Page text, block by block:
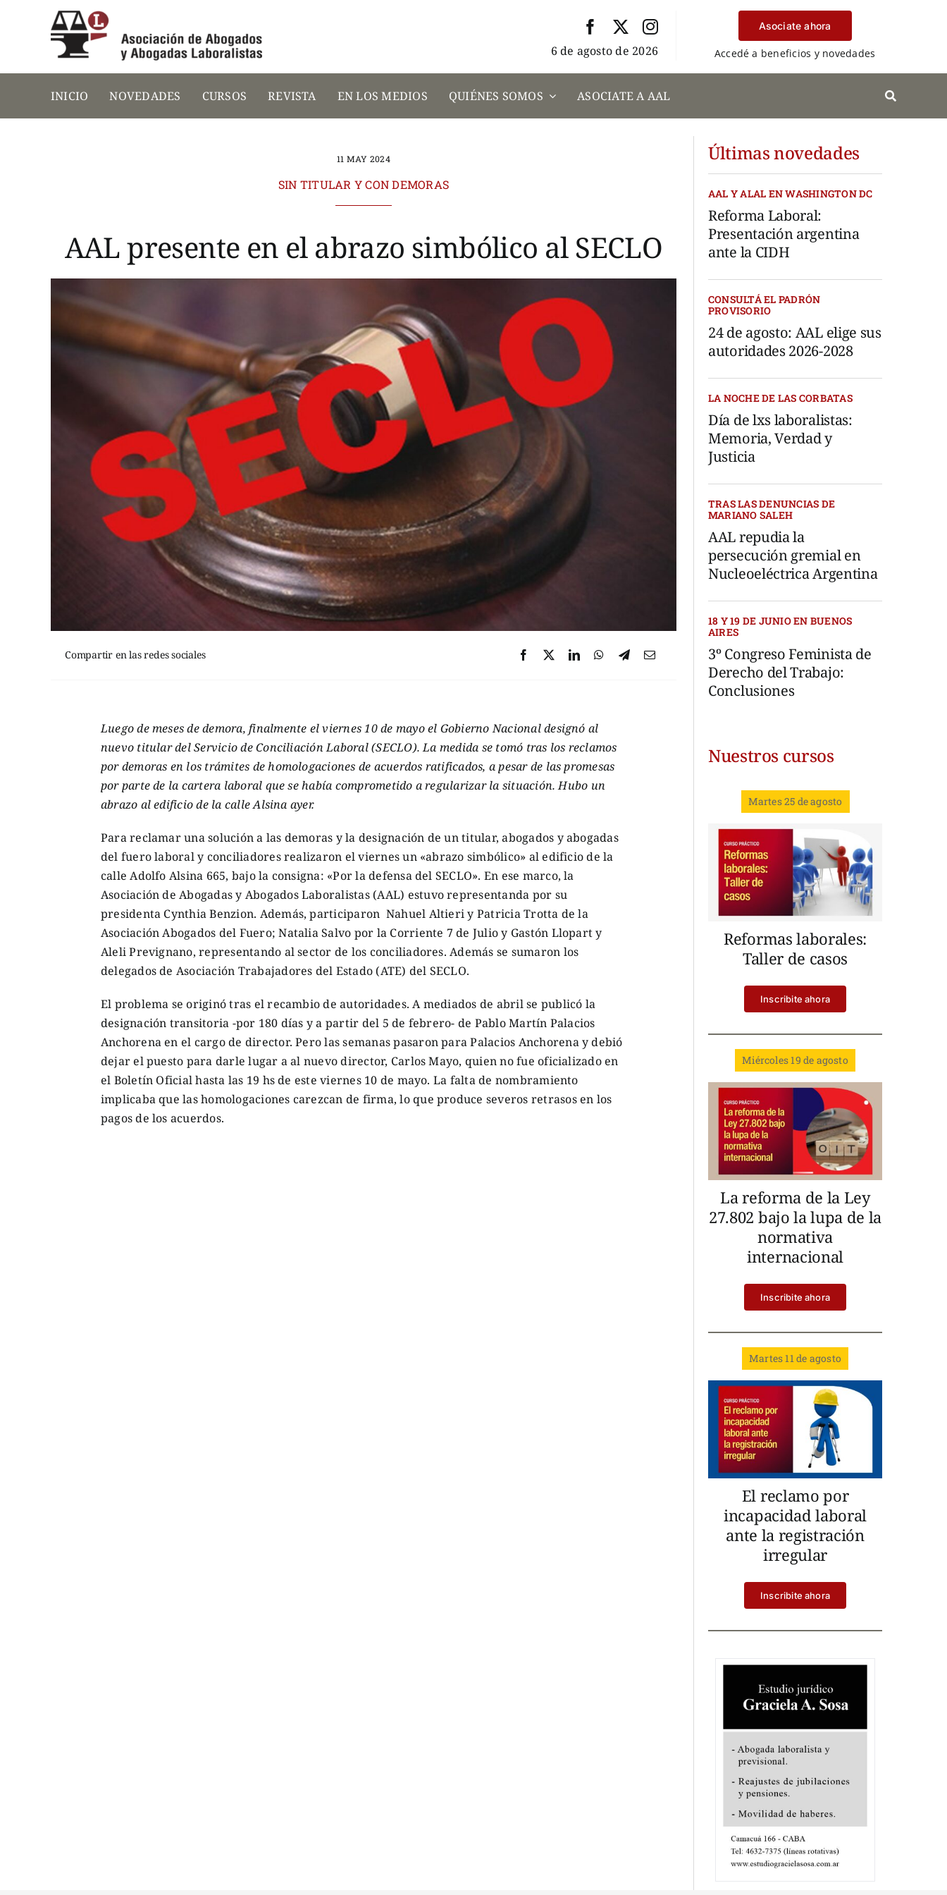
6 de agosto de 2026
Asociate ahora
Accedé a beneficios y novedades
INICIO NOVEDADES CURSOS REVISTA EN LOS MEDIOS QUIÉNES SOMOS ASOCIATE A AAL
11 MAY 2024
SIN TITULAR Y CON DEMORAS
AAL presente en el abrazo simbólico al SECLO
Compartir en las redes sociales
Luego de meses de demora, finalmente el viernes 10 de mayo el Gobierno Nacional designó al
nuevo titular del Servicio de Conciliación Laboral (SECLO). La medida se tomó tras los reclamos
por demoras en los trámites de homologaciones de acuerdos ratificados, a pesar de las promesas
por parte de la cartera laboral que se había comprometido a regularizar la situación. Hubo un
abrazo al edificio de la calle Alsina ayer.
Para reclamar una solución a las demoras y la designación de un titular, abogados y abogadas
del fuero laboral y conciliadores realizaron el viernes un «abrazo simbólico» al edificio de la
calle Adolfo Alsina 665, bajo la consigna: «Por la defensa del SECLO». En ese marco, la
Asociación de Abogadas y Abogados Laboralistas (AAL) estuvo representanda por su
presidenta Cynthia Benzion. Además, participaron Nahuel Altieri y Patricia Trotta de la
Asociación Abogados del Fuero; Natalia Salvo por la Corriente 7 de Julio y Gastón Llopart y
Aleli Prevignano, representando al sector de los conciliadores. Además se sumaron los
delegados de Asociación Trabajadores del Estado (ATE) del SECLO.
El problema se originó tras el recambio de autoridades. A mediados de abril se publicó la
designación transitoria -por 180 días y a partir del 5 de febrero- de Pablo Martín Palacios
Anchorena en el cargo de director. Pero las semanas pasaron para Palacios Anchorena y debió
dejar el puesto para darle lugar a al nuevo director, Carlos Mayo, quien no fue oficializado en
el Boletín Oficial hasta las 19 hs de este viernes 10 de mayo. La falta de nombramiento
implicaba que las homologaciones carezcan de firma, lo que produce severos retrasos en los
pagos de los acuerdos.
Últimas novedades
AAL Y ALAL EN WASHINGTON DC
Reforma Laboral:
Presentación argentina
ante la CIDH
CONSULTÁ EL PADRÓN
PROVISORIO
24 de agosto: AAL elige sus
autoridades 2026-2028
LA NOCHE DE LAS CORBATAS
Día de lxs laboralistas:
Memoria, Verdad y
Justicia
TRAS LAS DENUNCIAS DE
MARIANO SALEH
AAL repudia la
persecución gremial en
Nucleoeléctrica Argentina
18 Y 19 DE JUNIO EN BUENOS
AIRES
3º Congreso Feminista de
Derecho del Trabajo:
Conclusiones
Nuestros cursos
Martes 25 de agosto
Reformas laborales:
Taller de casos
Inscribite ahora
Miércoles 19 de agosto
La reforma de la Ley
27.802 bajo la lupa de la
normativa
internacional
Inscribite ahora
Martes 11 de agosto
El reclamo por
incapacidad laboral
ante la registración
irregular
Inscribite ahora